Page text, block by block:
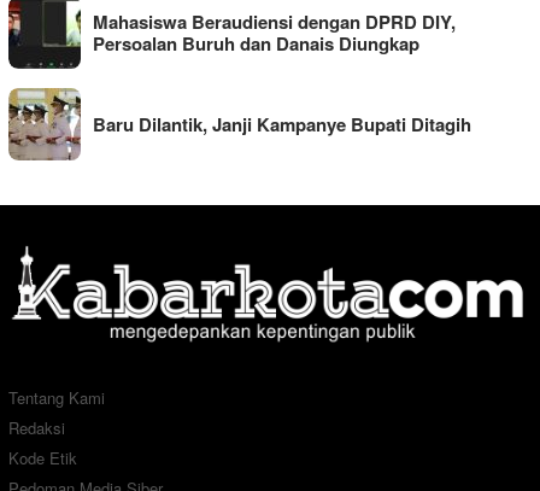
Mahasiswa Beraudiensi dengan DPRD DIY,
Persoalan Buruh dan Danais Diungkap
Baru Dilantik, Janji Kampanye Bupati Ditagih
Tentang Kami
Redaksi
Kode Etik